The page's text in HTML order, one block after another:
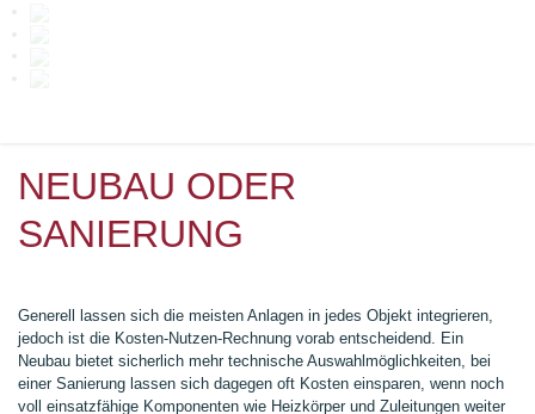
NEUBAU ODER
SANIERUNG
Generell lassen sich die meisten Anlagen in jedes Objekt integrieren,
jedoch ist die Kosten-Nutzen-Rechnung vorab entscheidend. Ein
Neubau bietet sicherlich mehr technische Auswahlmöglichkeiten, bei
einer Sanierung lassen sich dagegen oft Kosten einsparen, wenn noch
voll einsatzfähige Komponenten wie Heizkörper und Zuleitungen weiter